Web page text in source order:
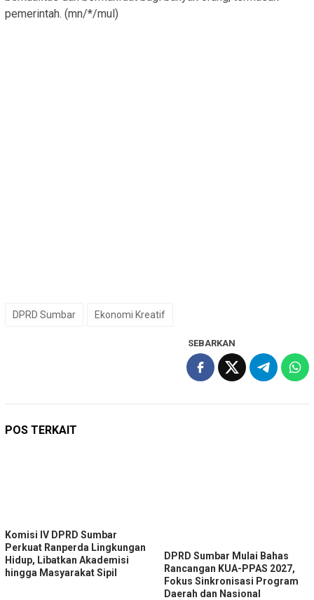
pemerintah. (mn/*/mul)
DPRD Sumbar Ekonomi Kreatif
SEBARKAN
POS TERKAIT
Komisi IV DPRD Sumbar
Perkuat Ranperda Lingkungan
Hidup, Libatkan Akademisi
hingga Masyarakat Sipil
DPRD Sumbar Mulai Bahas
Rancangan KUA-PPAS 2027,
Fokus Sinkronisasi Program
Daerah dan Nasional